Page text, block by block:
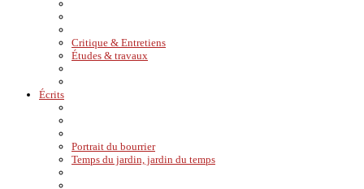
Critique & Entretiens
Études & travaux
Écrits
Portrait du bourrier
Temps du jardin, jardin du temps